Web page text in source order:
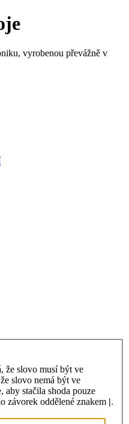
vyrobenou převážně v
že slovo musí být ve
slovo nemá být ve
aby stačila shoda pouze
závorek oddělené znakem |.